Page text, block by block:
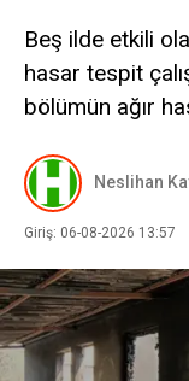
Beş ilde etkili
hasar tespit
bölümün ağır
Neslihan
Giriş: 06-08-2026 13:57